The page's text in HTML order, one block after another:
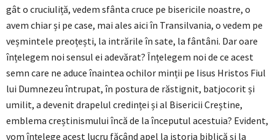
gât o cruciuliță, vedem sfânta cruce pe bisericile noastre, o
avem chiar și pe case, mai ales aici în Transilvania, o vedem pe
veșmintele preoțești, la intrările în sate, la fântâni. Dar oare
înțelegem noi sensul ei adevărat? Înțelegem noi de ce acest
semn care ne aduce înaintea ochilor minții pe Iisus Hristos Fiul
lui Dumnezeu întrupat, în postura de răstignit, batjocorit și
umilit, a devenit drapelul credinței și al Bisericii Creștine,
emblema creștinismului încă de la începutul acestuia? Evident,
vom înțelege acest lucru făcând apel la istoria biblică și la